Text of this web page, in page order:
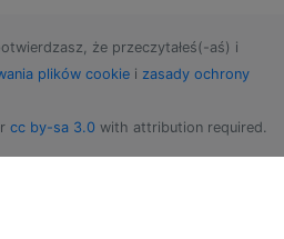
że przeczytałeś(-aś) i
plików cookie i zasady ochrony
cc by-sa 3.0 with attribution required.